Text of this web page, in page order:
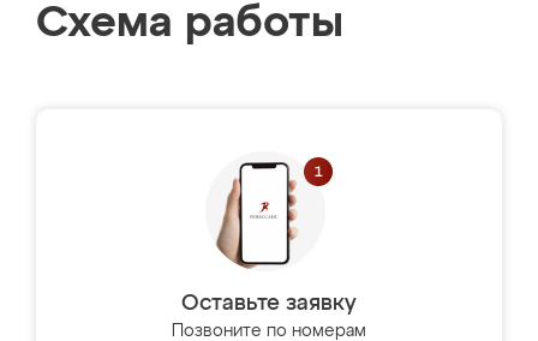
Схема работы
Оставьте заявку
Позвоните по номерам